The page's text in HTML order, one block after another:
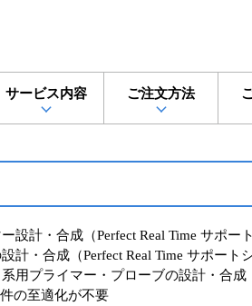
サービス内容 ご注文方法
計・合成（Perfect Real Time サポー
・合成（Perfect Real Time サポート
用プライマー・プローブの設計・合成
の至適化が不要